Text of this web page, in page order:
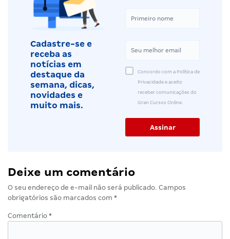
Cadastre-se e
receba as
notícias em
destaque da
semana, dicas,
novidades e
muito mais.
Concordo com a Política de
Privacidade e aceito
receber comunicações do
Gran Cursos Online.
Deixe um comentário
O seu endereço de e-mail não será publicado. Campos
obrigatórios são marcados com *
Comentário *